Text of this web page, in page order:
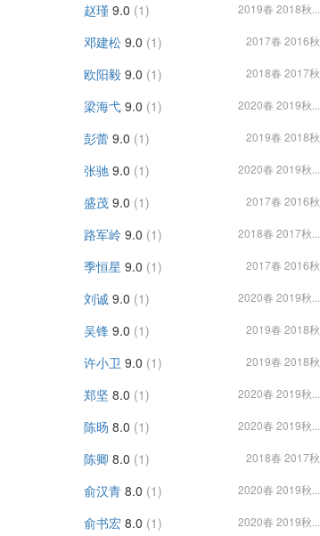
赵瑾 9.0 (1) 2019春 2018秋...
邓建松 9.0 (1) 2017春 2016秋
欧阳毅 9.0 (1) 2018春 2017秋
梁海弋 9.0 (1) 2020春 2019秋...
彭蕾 9.0 (1) 2019春 2018秋
张驰 9.0 (1) 2020春 2019秋...
盛茂 9.0 (1) 2017春 2016秋
路军岭 9.0 (1) 2018春 2017秋...
季恒星 9.0 (1) 2017春 2016秋
刘诚 9.0 (1) 2020春 2019秋...
吴锋 9.0 (1) 2019春 2018秋
许小卫 9.0 (1) 2019春 2018秋
郑坚 8.0 (1) 2020春 2019秋...
陈旸 8.0 (1) 2020春 2019秋...
陈卿 8.0 (1) 2018春 2017秋
俞汉青 8.0 (1) 2020春 2019秋...
俞书宏 8.0 (1) 2020春 2019秋...